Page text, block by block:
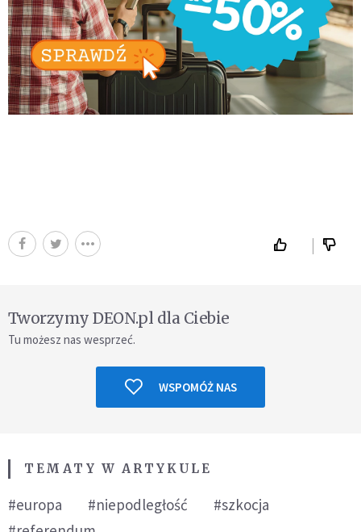
Tworzymy DEON.pl dla Ciebie
Tu możesz nas wesprzeć.
WSPOMÓŻ NAS
TEMATY W ARTYKULE
#europa #niepodległość
#szkocja